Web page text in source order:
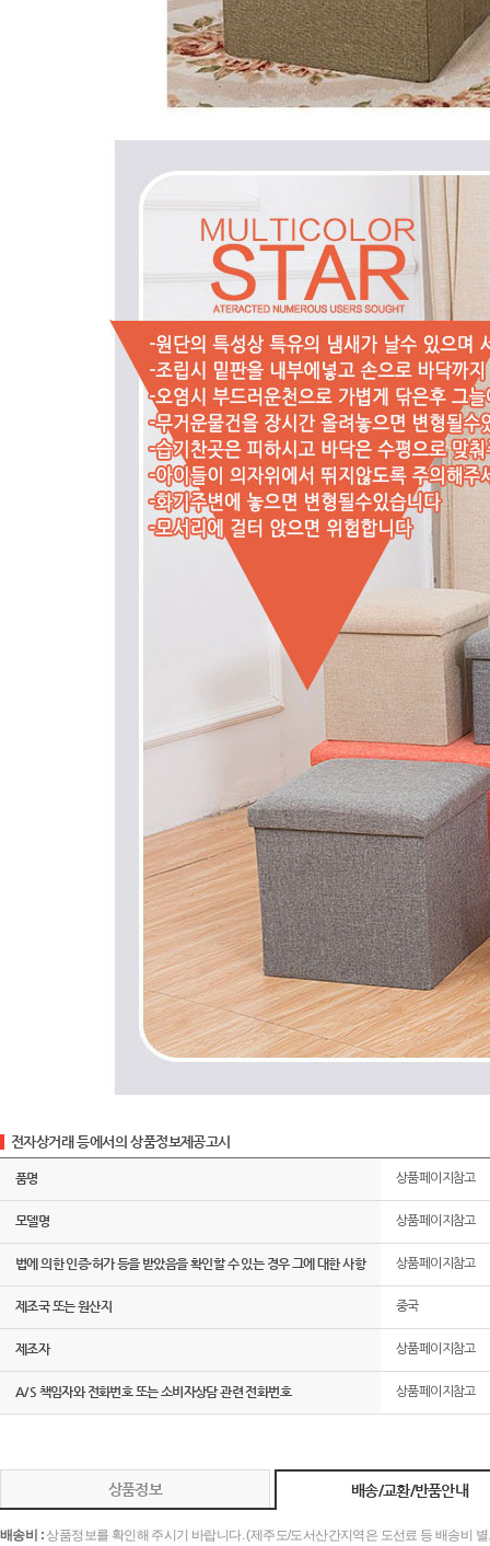
전자상거래 등에서의 상품정보제공고시
품명 상품페이지참고
모델명 상품페이지참고
법에 의한 인증·허가 등을 받았음을 확인할 수 있는 경우 그에 대한 사항 상품페이지참고
제조국 또는 원산지 중국
제조자 상품페이지참고
A/S 책임자와 전화번호 또는 소비자상담 관련 전화번호 상품페이지참고
상품정보 배송/교환/반품안내
배송비 :상품정보를 확인해 주시기 바랍니다. (제주도/도서산간지역은 도선료 등 배송비